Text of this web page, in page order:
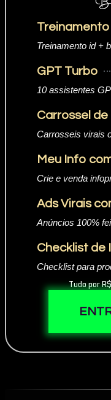
Treinamento
Treinamento id +
GPT Turbo
10 assistentes
Carrossel de
Carrosseis virais
Meu Info
Crie e venda
Ads Virais
Anúncios 100%
Checklist de
Checklist para
Tudo por R$